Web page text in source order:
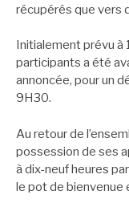
récupérés que vers
Initialement prévu à
participants a été
annoncée, pour un
9H30.
Au retour de
possession de ses
à dix-neuf heures
le pot de bienvenue